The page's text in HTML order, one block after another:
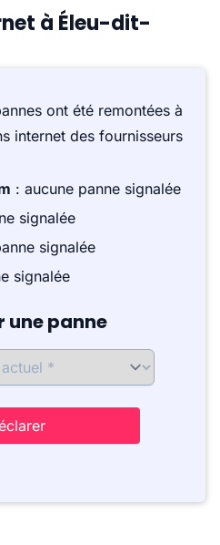
à Éleu-dit-
ont été remontées à
internet des fournisseurs
: aucune panne signalée
signalée
signalée
signalée
une panne